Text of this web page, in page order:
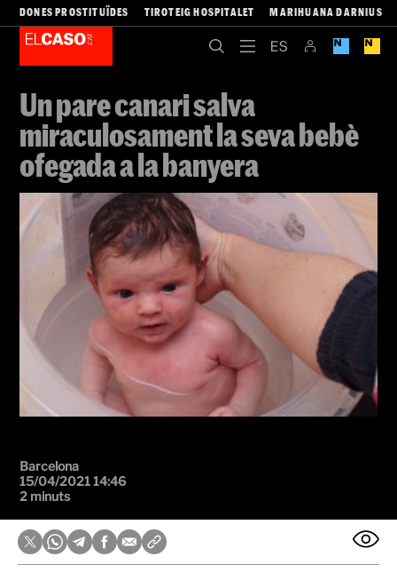
DONES PROSTITUÏDES TIROTEIG HOSPITALET MARIHUANA DARNIUS
Un pare canari salva
miraculosament la seva bebè
ofegada a la banyera
Barcelona
15/04/2021 14:46
2 minuts